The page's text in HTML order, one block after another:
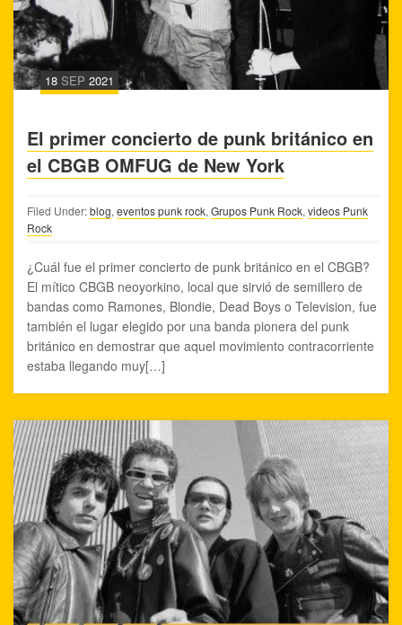
18 SEP 2021
El primer concierto de punk británico en
el CBGB OMFUG de New York
Filed Under:blog, eventos punk rock, Grupos Punk Rock, videos Punk
Rock
¿Cuál fue el primer concierto de punk británico en el CBGB?
El mítico CBGB neoyorkino, local que sirvió de semillero de
bandas como Ramones, Blondie, Dead Boys o Television, fue
también el lugar elegido por una banda pionera del punk
británico en demostrar que aquel movimiento contracorriente
estaba llegando muy[…]